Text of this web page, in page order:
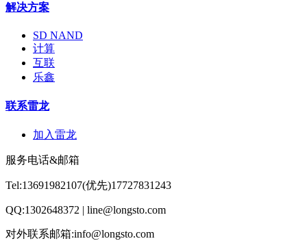
解决方案
SD NAND
计算
互联
乐鑫
联系雷龙
加入雷龙
服务电话&邮箱
Tel:13691982107(优先)17727831243
QQ:1302648372 | line@longsto.com
对外联系邮箱:info@longsto.com